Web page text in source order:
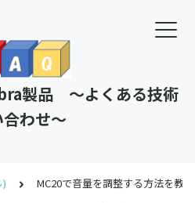
製品 ～よくある技術
わせ～
MC20で音量を調整する方法を教